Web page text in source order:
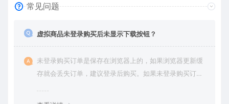
常见问题
虚拟商品未登录购买后未显示下载按钮？
未登录购买订单是保存在浏览器上的，如果浏览器更新缓
存就会丢失订单，建议登录后购买。如果未登录购买订单